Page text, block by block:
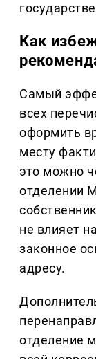
Как
Самый
всех
оформить
месту
это можно
отделении
не влияет
законное
адресу.
отделение